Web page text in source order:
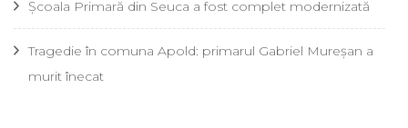
Școala Primară din Seuca a fost complet modernizată
Tragedie în comuna Apold: primarul Gabriel Mureșan a
murit înecat